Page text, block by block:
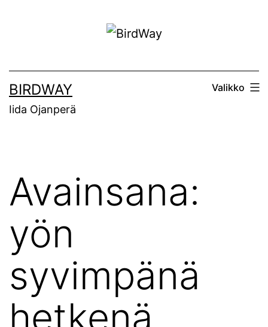
BIRDWAY
Iida Ojanperä
Valikko
Avainsana:
yön
syvimpänä
hetkenä